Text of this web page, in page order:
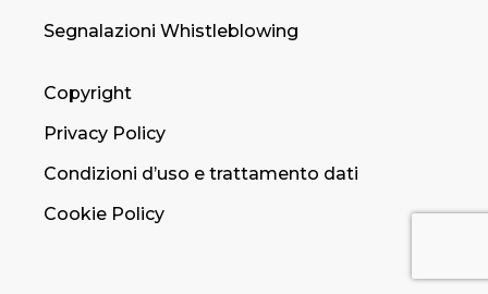
Segnalazioni Whistleblowing
Copyright
Privacy Policy
Condizioni d’uso e trattamento dati
Cookie Policy